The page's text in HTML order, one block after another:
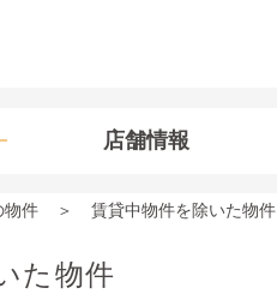
店舗情報
物件 賃貸中物件を除いた物件
た物件